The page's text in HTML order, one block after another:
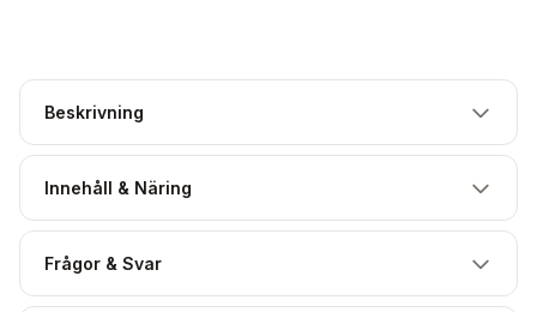
Beskrivning
Innehåll & Näring
Frågor & Svar